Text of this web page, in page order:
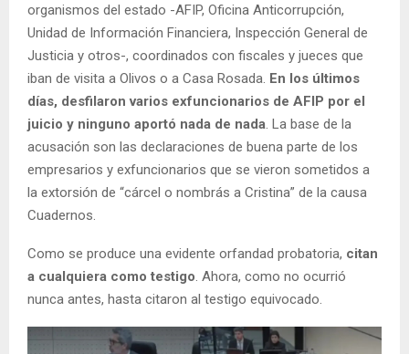
organismos del estado -AFIP, Oficina Anticorrupción,
Unidad de Información Financiera, Inspección General de
Justicia y otros-, coordinados con fiscales y jueces que
iban de visita a Olivos o a Casa Rosada. En los últimos
días, desfilaron varios exfuncionarios de AFIP por el
juicio y ninguno aportó nada de nada. La base de la
acusación son las declaraciones de buena parte de los
empresarios y exfuncionarios que se vieron sometidos a
la extorsión de “cárcel o nombrás a Cristina” de la causa
Cuadernos.
Como se produce una evidente orfandad probatoria, citan
a cualquiera como testigo. Ahora, como no ocurrió
nunca antes, hasta citaron al testigo equivocado.